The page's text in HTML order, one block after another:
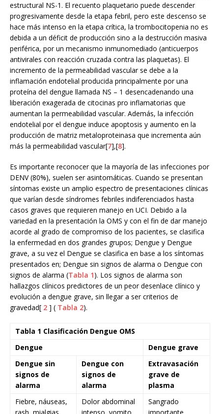
estructural NS-1. El recuento plaquetario puede descender
progresivamente desde la etapa febril, pero este descenso se
hace más intenso en la etapa crítica, la trombocitopenia no es
debida a un déficit de producción sino a la destrucción masiva
periférica, por un mecanismo inmunomediado (anticuerpos
antivirales con reacción cruzada contra las plaquetas). El
incremento de la permeabilidad vascular se debe a la
inflamación endotelial producida principalmente por una
proteína del dengue llamada NS – 1 desencadenando una
liberación exagerada de citocinas pro inflamatorias que
aumentan la permeabilidad vascular. Además, la infección
endotelial por el dengue induce apoptosis y aumento en la
producción de matriz metaloproteinasa que incrementa aún
más la permeabilidad vascular[7],[8].
Es importante reconocer que la mayoría de las infecciones por
DENV (80%), suelen ser asintomáticas. Cuando se presentan
síntomas existe un amplio espectro de presentaciones clínicas
que varían desde síndromes febriles indiferenciados hasta
casos graves que requieren manejo en UCI. Debido a la
variedad en la presentación la OMS y con el fin de dar manejo
acorde al grado de compromiso de los pacientes, se clasifica
la enfermedad en dos grandes grupos; Dengue y Dengue
grave, a su vez el Dengue se clasifica en base a los síntomas
presentados en; Dengue sin signos de alarma o Dengue con
signos de alarma (Tabla 1). Los signos de alarma son
hallazgos clínicos predictores de un peor desenlace clínico y
evolución a dengue grave, sin llegar a ser criterios de
gravedad[ 2 ] ( Tabla 2).
Tabla 1 Clasificación Dengue OMS
Dengue
Dengue grave
Dengue sin
signos de
alarma
Dengue con
signos de
alarma
Extravasación
grave de
plasma
Fiebre, náuseas,
Dolor abdominal
Sangrado